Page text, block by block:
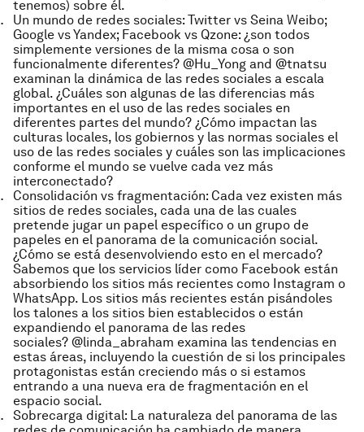
tenemos) sobre él.
Un mundo de redes sociales: Twitter vs Seina Weibo;
Google vs Yandex; Facebook vs Qzone: ¿son todos
simplemente versiones de la misma cosa o son
funcionalmente diferentes? @Hu_Yong and @tnatsu
examinan la dinámica de las redes sociales a escala
global. ¿Cuáles son algunas de las diferencias más
importantes en el uso de las redes sociales en
diferentes partes del mundo? ¿Cómo impactan las
culturas locales, los gobiernos y las normas sociales el
uso de las redes sociales y cuáles son las implicaciones
conforme el mundo se vuelve cada vez más
interconectado?
Consolidación vs fragmentación: Cada vez existen más
sitios de redes sociales, cada una de las cuales
pretende jugar un papel específico o un grupo de
papeles en el panorama de la comunicación social.
¿Cómo se está desenvolviendo esto en el mercado?
Sabemos que los servicios líder como Facebook están
absorbiendo los sitios más recientes como Instagram o
WhatsApp. Los sitios más recientes están pisándoles
los talones a los sitios bien establecidos o están
expandiendo el panorama de las redes
sociales? @linda_abraham examina las tendencias en
estas áreas, incluyendo la cuestión de si los principales
protagonistas están creciendo más o si estamos
entrando a una nueva era de fragmentación en el
espacio social.
Sobrecarga digital: La naturaleza del panorama de las